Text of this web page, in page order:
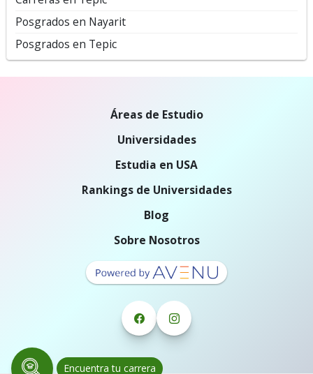
Posgrados en Nayarit
Posgrados en Tepic
Encuentra tu carrera
Áreas de Estudio
Universidades
Estudia en USA
Rankings de Universidades
Blog
Sobre Nosotros